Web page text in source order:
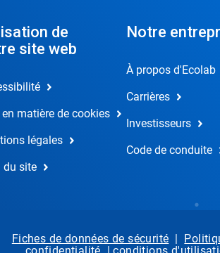
de
site web
matière de cookies
légales
du site
Notre
À propos d'Ecolab
Carrières
Investisseurs
Code de conduite
Fiches de données de sécurité |